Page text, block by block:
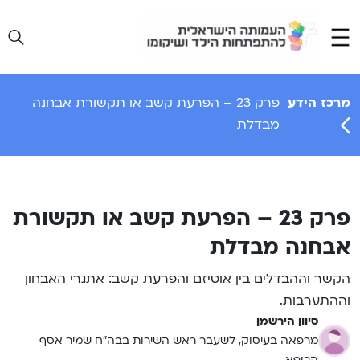
content
מרכז הידע
פרק 23 – הפרעת קשב או תקשורת אבחנה
מבדלת
פרק 23 – הפרעת קשב או תקשורת
אבחנה מבדלת
הקשר וההבדלים בין אוטיזם והפרעת קשב: אתגרי האבחון
וההתערבות.
סיוון הירשמן
מרפאה בעיסוק, לשעבר ראש השירות בבה”ח שמיר אסף